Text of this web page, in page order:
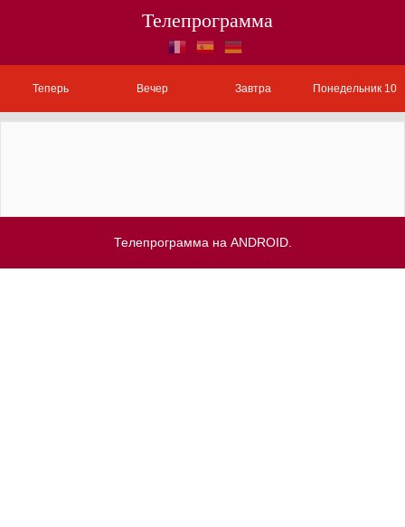
Телепрограмма
Теперь Вечер Завтра Понедельник 10
Телепрограмма на ANDROID.